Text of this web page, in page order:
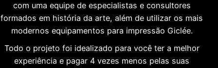
com uma equipe de especialistas e consultores
formados em história da arte, além de utilizar os mais
modernos equipamentos para impressão Giclée.
Todo o projeto foi idealizado para você ter a melhor
experiência e pagar 4 vezes menos pelas suas